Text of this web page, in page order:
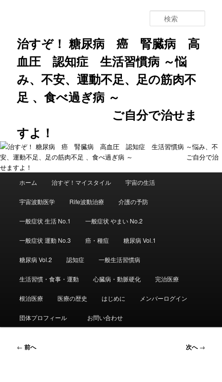
治すぞ！ 糖尿病 癌 腎臓病 高
血圧 認知症 生活習慣病 ～悩
み、不安、運動不足、足の筋肉不
足 、食べ過ぎ病 ～
ご自分で治せま
すよ！
索
ホーム 治すぞ！マイスタイル 宇宙の生活
宇宙波動医学 Rife波動治療 介護の予防
一般症状 生活 No.1 一般症状 やまい No.2
一般症状 運動 No.3 癌・種痘 糖尿病 Vol.1
糖尿病 Vol.2 認知症 一般生活習慣病
生活習慣・食事・運動 心臓病・動脈硬化 完治医療
根治医療 医療の歴史 はじめに メンバーログイン
団体プロフィール お問い合わせ
投
← 前へ 次へ→